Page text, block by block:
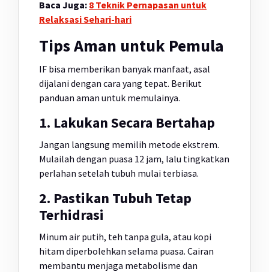
Baca Juga: 8 Teknik Pernapasan untuk
Relaksasi Sehari-hari
Tips Aman untuk Pemula
IF bisa memberikan banyak manfaat, asal
dijalani dengan cara yang tepat. Berikut
panduan aman untuk memulainya.
1. Lakukan Secara Bertahap
Jangan langsung memilih metode ekstrem.
Mulailah dengan puasa 12 jam, lalu tingkatkan
perlahan setelah tubuh mulai terbiasa.
2. Pastikan Tubuh Tetap
Terhidrasi
Minum air putih, teh tanpa gula, atau kopi
hitam diperbolehkan selama puasa. Cairan
membantu menjaga metabolisme dan